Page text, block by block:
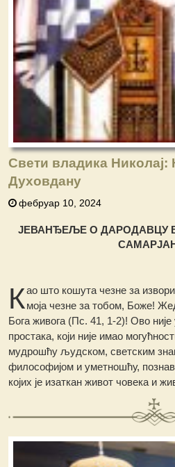
Свети владика
Духовдану
фебруар 10, 2024
ЈЕВАНЂЕЉЕ О ДАРОДАВЦУ
Као што кошута чезне за
моја чезне за тобом, Боже!
Бога живога (Пс. 41, 1-2)! Ово
простака, који није имао
мудрошћу људском, светским
философијом и уметношћу,
којих је изаткан живот човека и